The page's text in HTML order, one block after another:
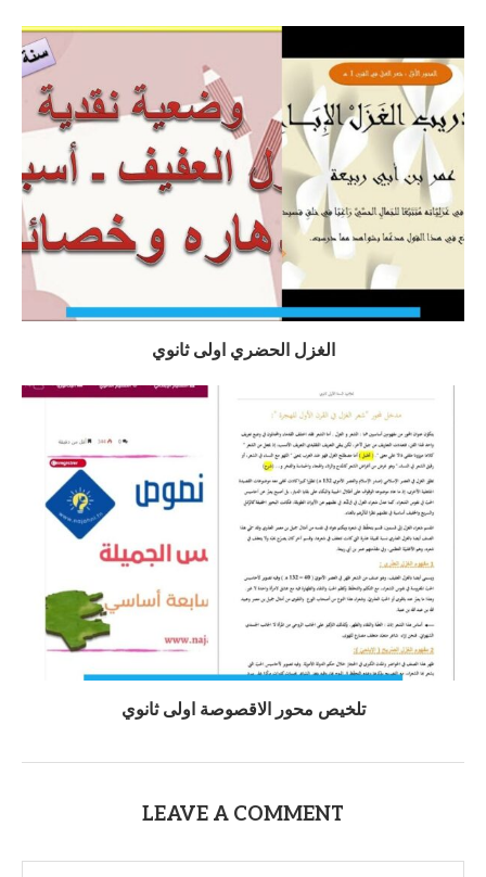
الغزل الحضري اولى ثانوي
تلخيص محور الاقصوصة اولى ثانوي
LEAVE A COMMENT